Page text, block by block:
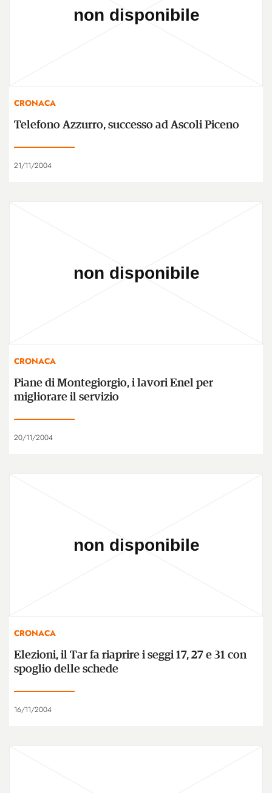
CRONACA
Telefono Azzurro, successo ad Ascoli Piceno
21/11/2004
CRONACA
Piane di Montegiorgio, i lavori Enel per
migliorare il servizio
20/11/2004
CRONACA
Elezioni, il Tar fa riaprire i seggi 17, 27 e 31 con
spoglio delle schede
16/11/2004